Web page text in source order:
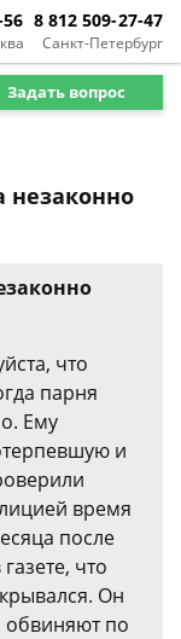
Санкт-Петербург
8 812 509-27-47
Задать вопрос
незаконно
что
парня
Ему
и
время
после
что
Он
обвиняют по